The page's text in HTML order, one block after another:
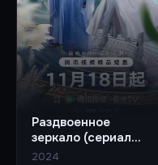
Раздвоенное
зеркало (сериал
2024)
2024